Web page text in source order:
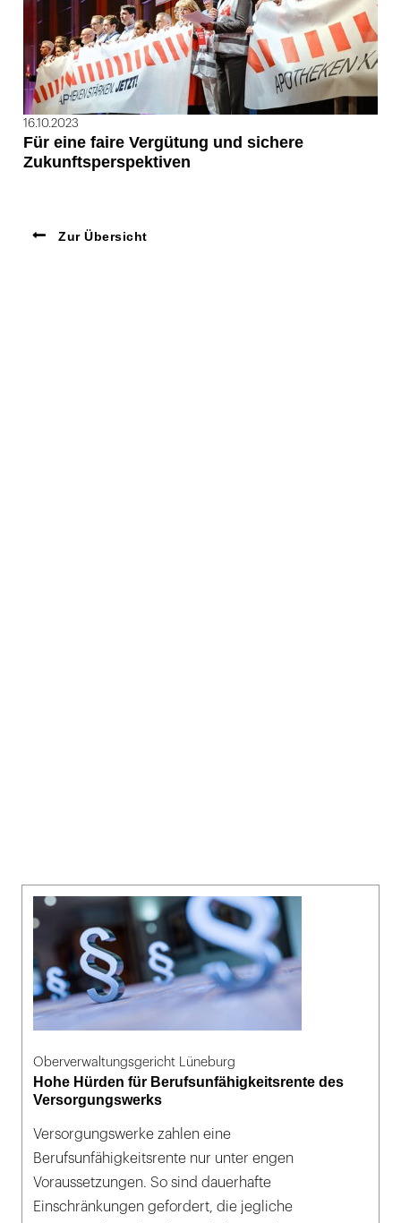
16.10.2023
Für eine faire Vergütung und sichere
Zukunftsperspektiven
Zur Übersicht
Oberverwaltungsgericht Lüneburg
Hohe Hürden für Berufsunfähigkeitsrente des
Versorgungswerks
Versorgungswerke zahlen eine
Berufsunfähigkeitsrente nur unter engen
Voraussetzungen. So sind dauerhafte
Einschränkungen gefordert, die jegliche